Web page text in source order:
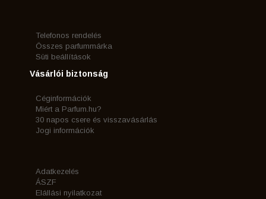
Telefonos rendelés
Összes parfummárka
Süti beállítások
Vásárlói biztonság
Céginformációk
Miért a Parfum.hu?
30 napos csere és visszavásárlás
Jogi információk
Adatkezelés
ÁSZF
Elállási nyilatkozat